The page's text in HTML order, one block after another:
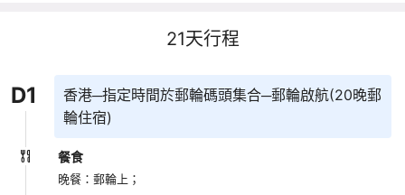
21天行程
D1
香港─指定時間於郵輪碼頭集合─郵輪啟航(20晚郵
輪住宿)
餐食
晚餐：郵輪上；